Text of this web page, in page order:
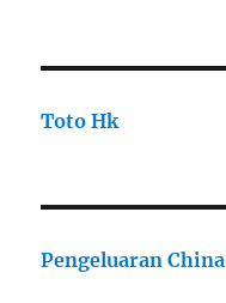
Toto Hk
Pengeluaran China